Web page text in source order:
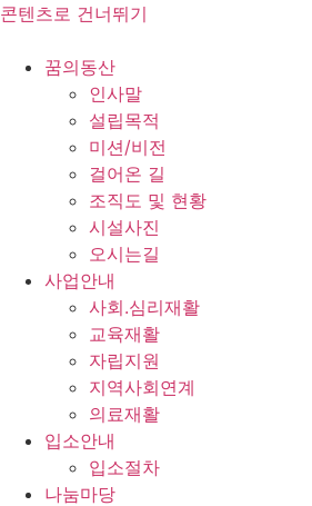
콘텐츠로 건너뛰기
꿈의동산
인사말
설립목적
미션/비전
걸어온 길
조직도 및 현황
시설사진
오시는길
사업안내
사회.심리재활
교육재활
자립지원
지역사회연계
의료재활
입소안내
입소절차
나눔마당